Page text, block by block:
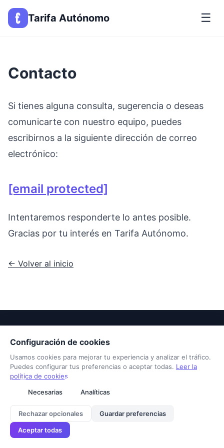
Tarifa Autónomo ☰
Contacto
Si tienes alguna consulta, sugerencia o deseas
comunicarte con nuestro equipo, puedes
escribirnos a la siguiente dirección de correo
electrónico:
[email protected]
Intentaremos responderte lo antes posible.
Gracias por tu interés en Tarifa Autónomo.
← Volver al inicio
Tarifa Autónomo
Sobre nosotrosContacto Aviso legalPrivacidadCookies
© 2026 Tarifa Autónomo. Todos los derechos reservados.
Configuración de cookies
Usamos cookies para mejorar tu experiencia y analizar el tráfico.
Puedes configurar tus preferencias o aceptar todas. Leer la
política de cookies
Necesarias
Analíticas
Rechazar opcionales Guardar preferencias
Aceptar todas